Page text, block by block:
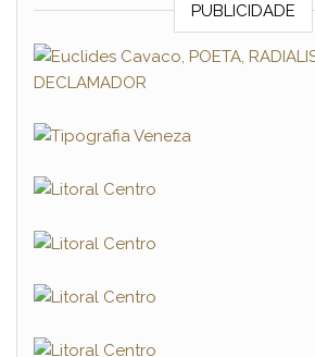
PUBLICIDADE